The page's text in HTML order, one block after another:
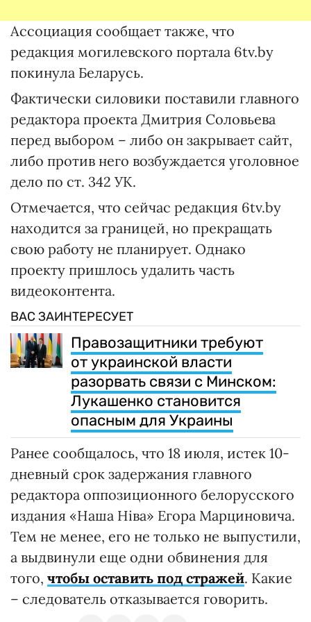
Ассоциация сообщает также, что
редакция могилевского портала 6tv.by
покинула Беларусь.
Фактически силовики поставили главного
редактора проекта Дмитрия Соловьева
перед выбором – либо он закрывает сайт,
либо против него возбуждается уголовное
дело по ст. 342 УК.
Отмечается, что сейчас редакция 6tv.by
находится за границей, но прекращать
свою работу не планирует. Однако
проекту пришлось удалить часть
видеоконтента.
ВАС ЗАИНТЕРЕСУЕТ
Правозащитники требуют
от украинской власти
разорвать связи с Минском:
Лукашенко становится
опасным для Украины
Ранее сообщалось, что 18 июля, истек 10-
дневный срок задержания главного
редактора оппозиционного белорусского
издания «Наша Ніва» Егора Марциновича.
Тем не менее, его не только не выпустили,
а выдвинули еще одни обвинения для
того, чтобы оставить под стражей. Какие
– следователь отказывается говорить.